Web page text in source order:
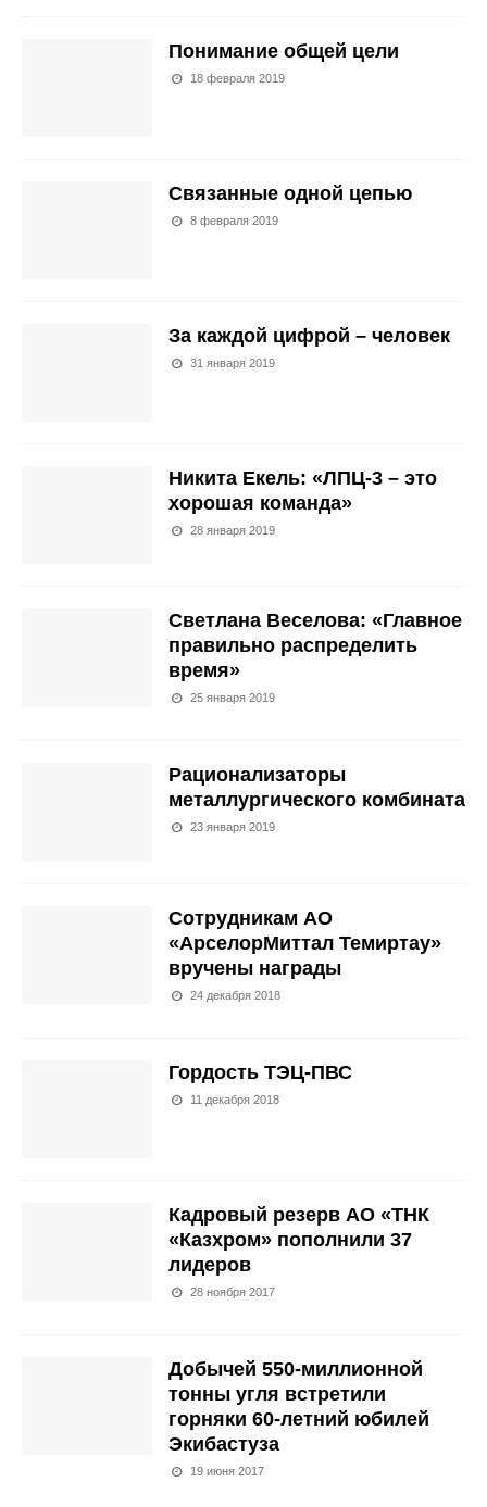
Понимание общей цели
18 февраля 2019
Связанные одной цепью
8 февраля 2019
За каждой цифрой – человек
31 января 2019
Никита Екель: «ЛПЦ-3 – это
хорошая команда»
28 января 2019
Светлана Веселова: «Главное
правильно распределить
время»
25 января 2019
Рационализаторы
металлургического комбината
23 января 2019
Сотрудникам АО
«АрселорМиттал Темиртау»
вручены награды
24 декабря 2018
Гордость ТЭЦ-ПВС
11 декабря 2018
Кадровый резерв АО «ТНК
«Казхром» пополнили 37
лидеров
28 ноября 2017
Добычей 550-миллионной
тонны угля встретили
горняки 60-летний юбилей
Экибастуза
19 июня 2017